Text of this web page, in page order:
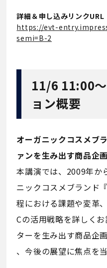
詳細＆申し込みリンクURL
https://evt-
semi=B-2
11/6 11:00
ョン概要
オーガニックコスメブ
ァンを生み出す商品企
本講演では、2009年か
ニックコスメブランド
程における課題や変革
Cの活用戦略を詳しく
ターを生み出す商品企
、今後の展望に焦点を